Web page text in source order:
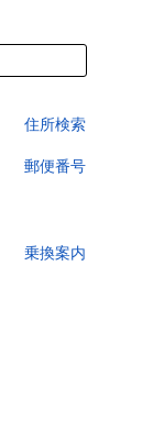
住所検索
郵便番号
乗換案内